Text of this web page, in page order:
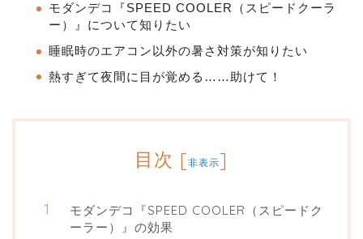
モダンデコ『SPEED COOLER（スピードクーラ
ー）』について知りたい
睡眠時のエアコン以外の暑さ対策が知りたい
熱すぎて夜間に目が覚める……助けて！
目次 [非表示]
モダンデコ『SPEED COOLER（スピードク
ーラー）』の効果